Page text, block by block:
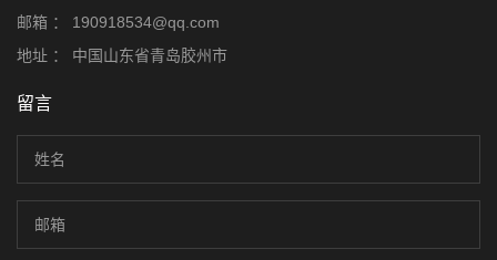
邮箱 ：
190918534@qq.com
地址 ：
中国山东省青岛胶州市
留言